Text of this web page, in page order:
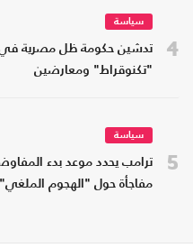
4
سياسة
تدشين حكومة ظل مصرية في
"تكنوقراط" ومعارضين
5
سياسة
ترامب يحدد موعد بدء
مفاجأة حول "الهجوم الملغي"